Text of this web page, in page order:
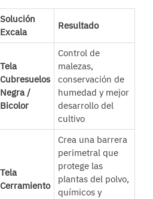
Solución
Excala
Resultado
Tela
Cubresuelos
Negra /
Bicolor
Control de
malezas,
conservación de
humedad y mejor
desarrollo del
cultivo
Tela
Cerramiento
Crea una barrera
perimetral que
protege las
plantas del polvo,
químicos y